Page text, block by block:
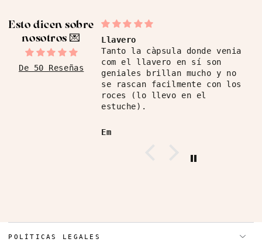
Esto dicen sobre
nosotros ​💌
De 50 Reseñas
Llavero
Tanto la càpsula donde venia
com el llavero en sí son
geniales brillan mucho y no
se rascan facilmente con los
roces (lo llevo en el
estuche).
Em
POLÍTICAS LEGALES